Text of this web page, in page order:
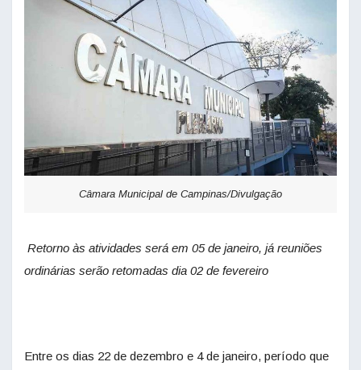
Câmara Municipal de Campinas/Divulgação
Retorno às atividades será em 05 de janeiro, já reuniões
ordinárias serão retomadas dia 02 de fevereiro
Entre os dias 22 de dezembro e 4 de janeiro, período que